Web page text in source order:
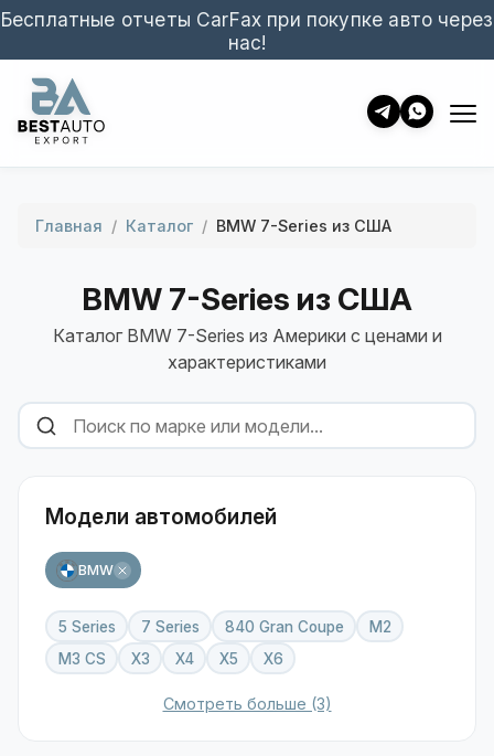
Бесплатные отчеты CarFax при покупке авто через
нас!
Главная / Каталог / BMW 7-Series из США
BMW 7-Series из США
Каталог BMW 7-Series из Америки с ценами и
характеристиками
Модели автомобилей
BMW
5 Series 7 Series 840 Gran Coupe
M2
M3 CS
X3 X4 X5 X6
Смотреть больше (3)